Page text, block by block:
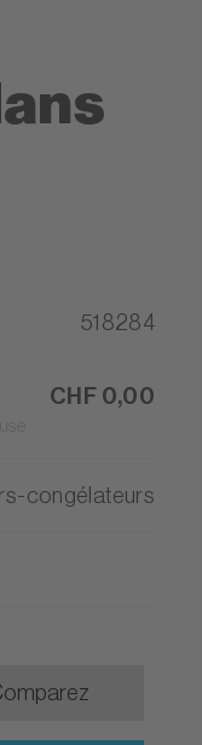
518284
CHF 0,00
congélateurs